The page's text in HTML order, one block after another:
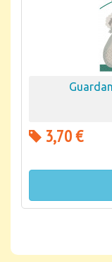
3,70 €